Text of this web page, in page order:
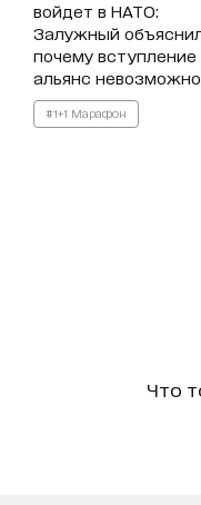
войдет в НАТО:
Залужный
почему вступление
альянс невозможно
#1+1 Марафон
Что